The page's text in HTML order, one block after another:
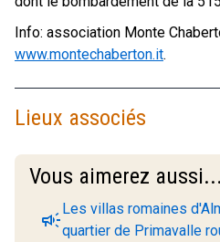
Info: association Monte
www.montechaberton.it.
Lieux associés
Vous aimerez aussi...
campaignLes villas romaines
quartier de Primavalle